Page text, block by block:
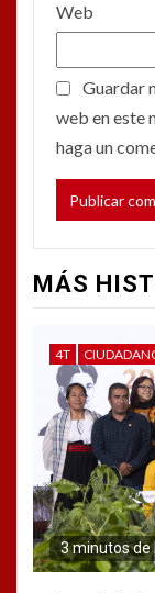
Web
Guardar
web en este
haga un
MÁS
4T
3 minutos de